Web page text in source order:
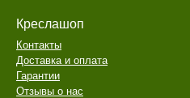
Креслашоп
Контакты
Доставка и оплата
Гарантии
Отзывы о нас